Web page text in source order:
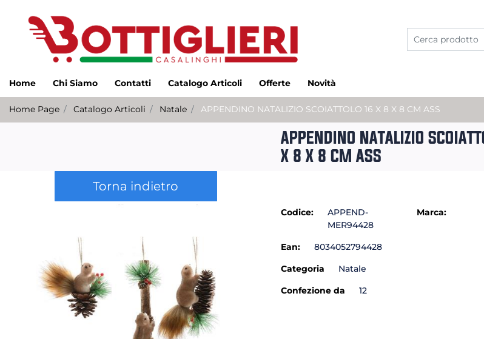
Home Chi Siamo Contatti Catalogo Articoli Offerte Novità
Home Page Catalogo Articoli Natale APPENDINO NATALIZIO SCOIATTOLO 16 X 8 X 8 CM ASS
Torna indietro
APPENDINO NATALIZIO
X 8 X 8 CM ASS
Codice:
APPEND-
MER94428
Ean:
8034052794428
Categoria
Natale
Confezione da
12
Marca: